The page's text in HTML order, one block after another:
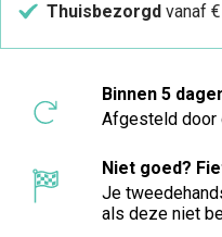
Thuisbezorgd vanaf
Binnen 5
Afgesteld door
Niet goed?
Je
als deze niet